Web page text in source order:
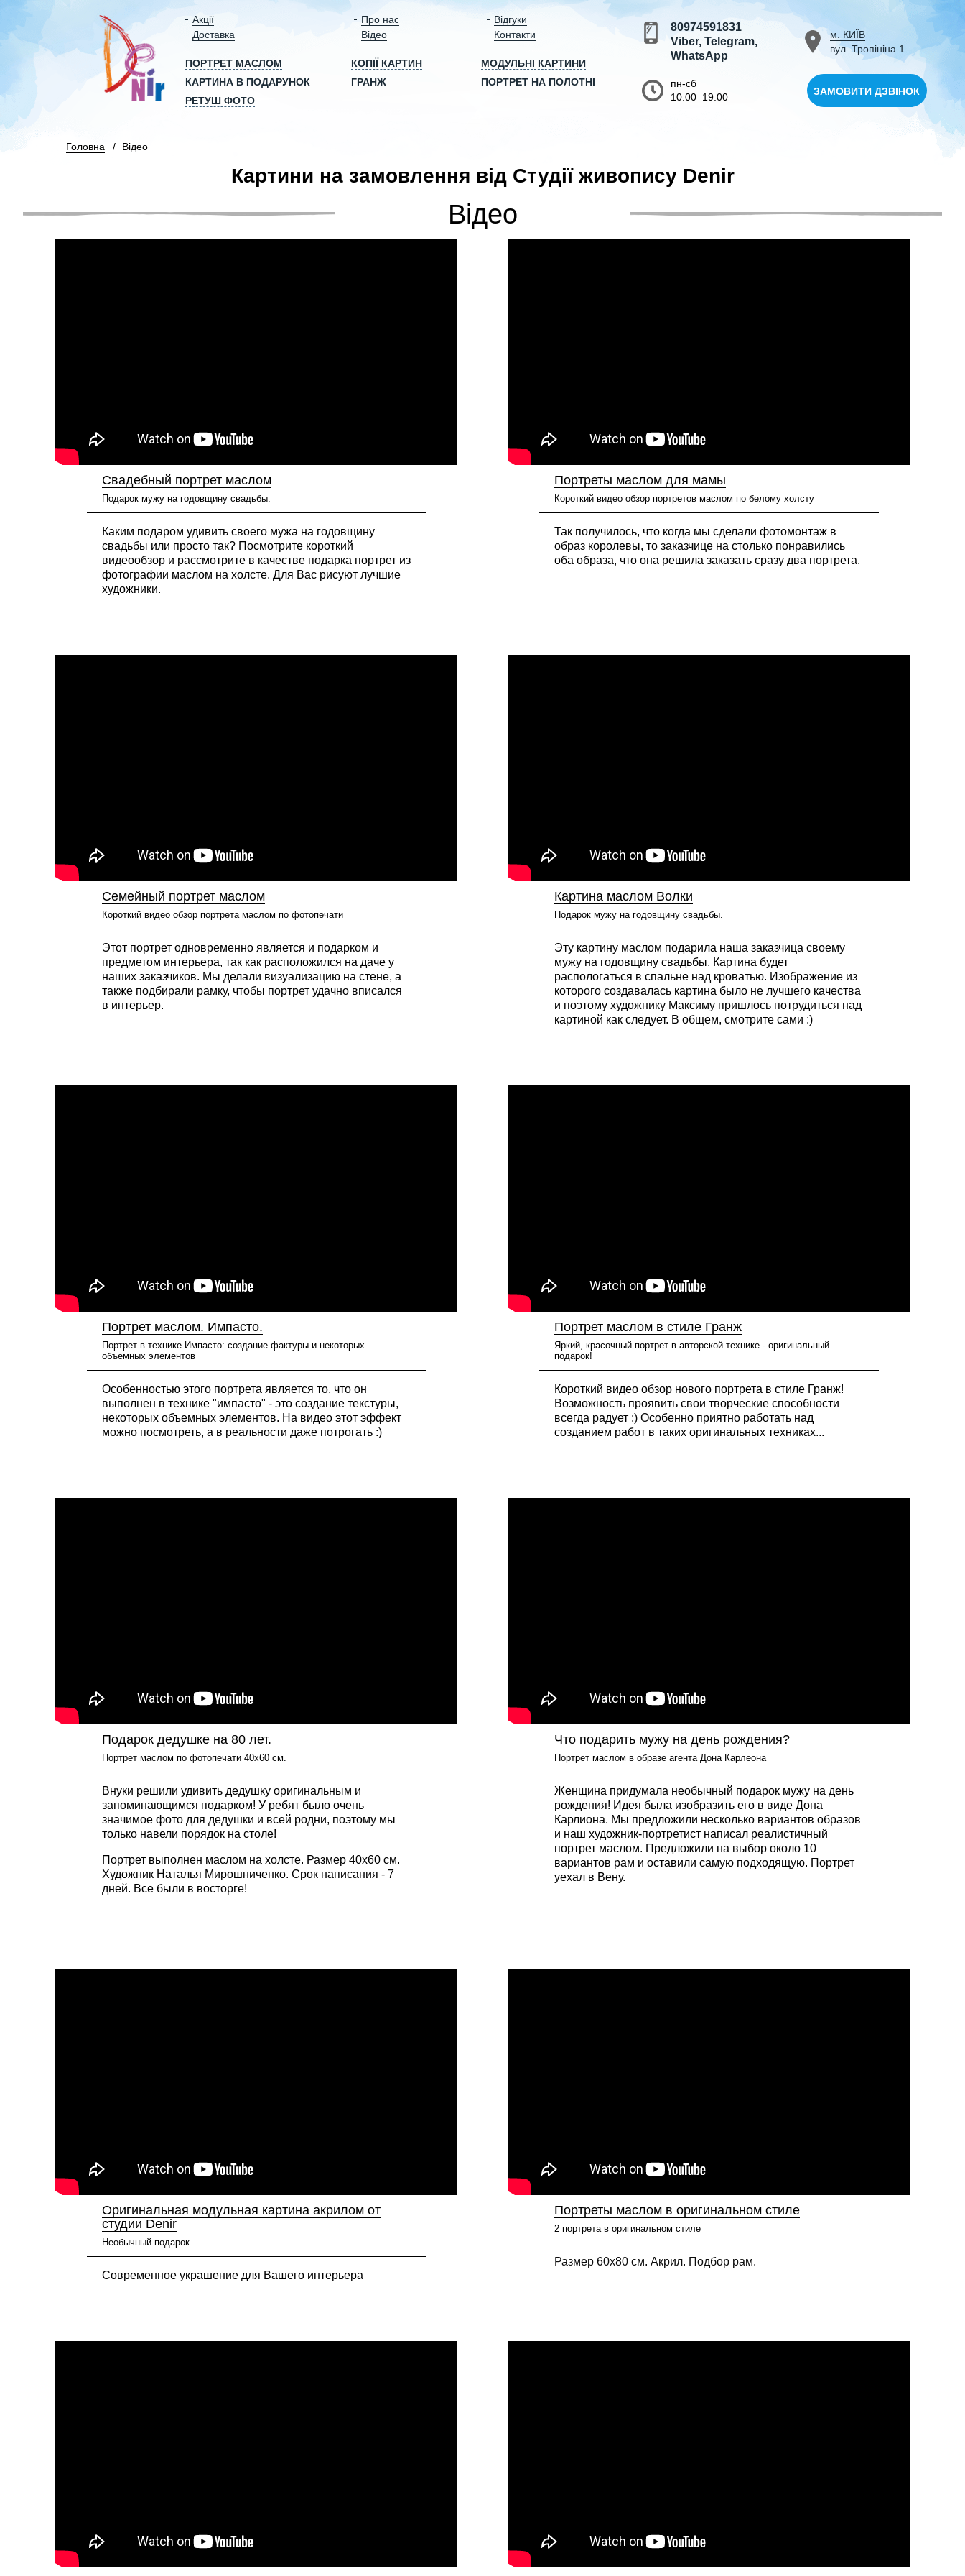
Акції Про нас
Відгуки
Доставка
Відео Контакти
ПОРТРЕТ МАСЛОМ КОПІЇ КАРТИН
МОДУЛЬНІ КАРТИНИ
КАРТИНА В ПОДАРУНОК
ГРАНЖ
ПОРТРЕТ НА ПОЛОТНІ
РЕТУШ ФОТО
80974591831
Viber, Telegram,
WhatsApp
м. КИЇВ
вул. Тропініна 1
пн-сб
10:00–19:00
ЗАМОВИТИ ДЗВІНОК
Головна Відео
Картини на замовлення від Студії живопису Denir
Відео
Свадебный портрет маслом
Подарок мужу на годовщину свадьбы.
Каким подаром удивить своего мужа на годовщину
свадьбы или просто так? Посмотрите короткий
видеообзор и рассмотрите в качестве подарка портрет из
фотографии маслом на холсте. Для Вас рисуют лучшие
художники.
Портреты маслом для мамы
Короткий видео обзор портретов маслом по белому холсту
Так получилось, что когда мы сделали фотомонтаж в
образ королевы, то заказчице на столько понравились
оба образа, что она решила заказать сразу два портрета.
Семейный портрет маслом
Короткий видео обзор портрета маслом по фотопечати
Этот портрет одновременно является и подарком и
предметом интерьера, так как расположился на даче у
наших заказчиков. Мы делали визуализацию на стене, а
также подбирали рамку, чтобы портрет удачно вписался
в интерьер.
Картина маслом Волки
Подарок мужу на годовщину свадьбы.
Эту картину маслом подарила наша заказчица своему
мужу на годовщину свадьбы. Картина будет
распологаться в спальне над кроватью. Изображение из
которого создавалась картина было не лучшего качества
и поэтому художнику Максиму пришлось потрудиться над
картиной как следует. В общем, смотрите сами :)
Портрет маслом. Импасто.
Портрет в технике Импасто: создание фактуры и некоторых
объемных элементов
Особенностью этого портрета является то, что он
выполнен в технике "импасто" - это создание текстуры,
некоторых объемных элементов. На видео этот эффект
можно посмотреть, а в реальности даже потрогать :)
Портрет маслом в стиле Гранж
Яркий, красочный портрет в авторской технике - оригинальный
подарок!
Короткий видео обзор нового портрета в стиле Гранж!
Возможность проявить свои творческие способности
всегда радует :) Особенно приятно работать над
созданием работ в таких оригинальных техниках...
Подарок дедушке на 80 лет.
Портрет маслом по фотопечати 40х60 см.
Внуки решили удивить дедушку оригинальным и
запоминающимся подарком! У ребят было очень
значимое фото для дедушки и всей родни, поэтому мы
только навели порядок на столе!
Портрет выполнен маслом на холсте. Размер 40х60 см.
Художник Наталья Мирошниченко. Срок написания - 7
дней. Все были в восторге!
Что подарить мужу на день рождения?
Портрет маслом в образе агента Дона Карлеона
Женщина придумала необычный подарок мужу на день
рождения! Идея была изобразить его в виде Дона
Карлиона. Мы предложили несколько вариантов образов
и наш художник-портретист написал реалистичный
портрет маслом. Предложили на выбор около 10
вариантов рам и оставили самую подходящую. Портрет
уехал в Вену.
Оригинальная модульная картина акрилом от
студии Denir
Необычный подарок
Современное украшение для Вашего интерьера
Портреты маслом в оригинальном стиле
2 портрета в оригинальном стиле
Размер 60х80 см. Акрил. Подбор рам.